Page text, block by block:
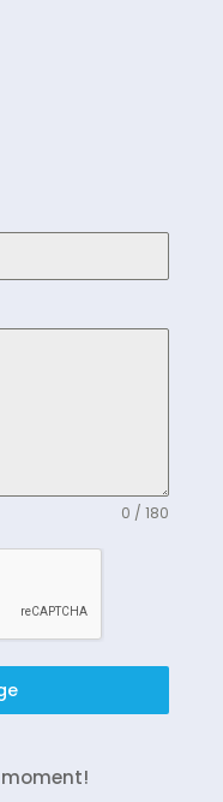
0 / 180